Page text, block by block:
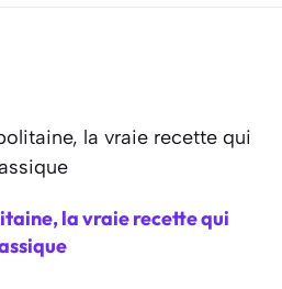
la vraie recette qui